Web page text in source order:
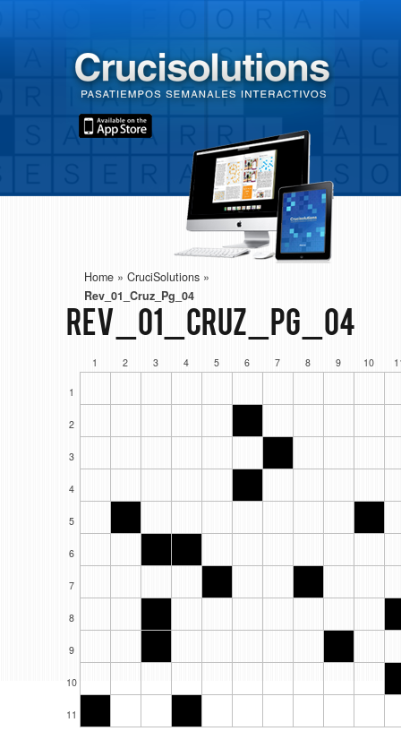
Home » CruciSolutions »
Rev_01_Cruz_Pg_04
Rev_01_Cruz_Pg_04
1 2 3 4 5 6 7 8 9 10
1
2
3
4
5
6
7
8
9
10
11